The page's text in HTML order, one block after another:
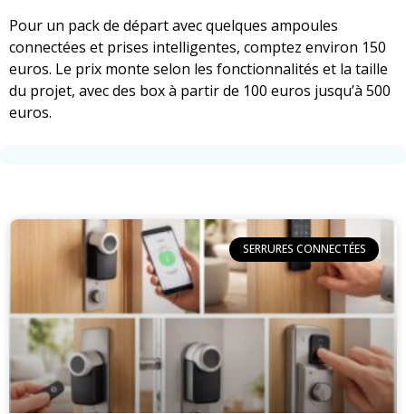
Pour un pack de départ avec quelques ampoules
connectées et prises intelligentes, comptez environ 150
euros. Le prix monte selon les fonctionnalités et la taille
du projet, avec des box à partir de 100 euros jusqu’à 500
euros.
SERRURES CONNECTÉES